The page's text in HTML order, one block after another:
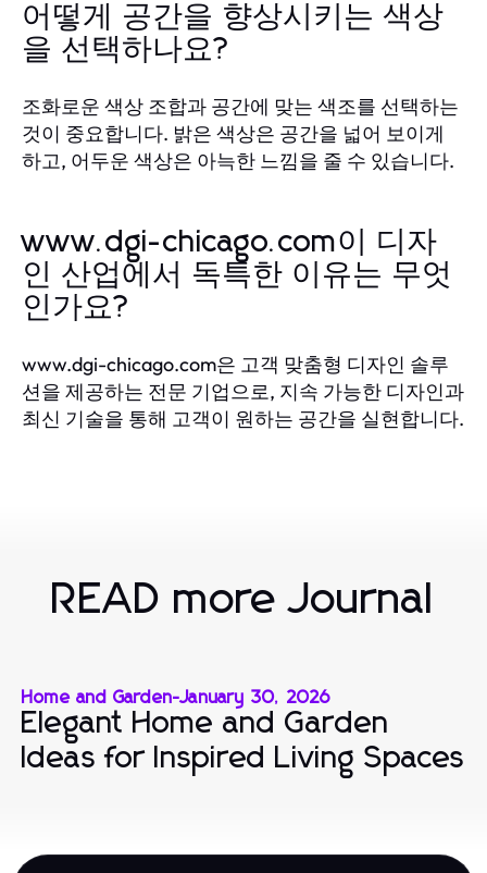
어떻게 공간을 향상시키는 색상
을 선택하나요?
조화로운 색상 조합과 공간에 맞는 색조를 선택하는
것이 중요합니다. 밝은 색상은 공간을 넓어 보이게
하고, 어두운 색상은 아늑한 느낌을 줄 수 있습니다.
www.dgi-chicago.com이 디자
인 산업에서 독특한 이유는 무엇
인가요?
www.dgi-chicago.com은 고객 맞춤형 디자인 솔루
션을 제공하는 전문 기업으로, 지속 가능한 디자인과
최신 기술을 통해 고객이 원하는 공간을 실현합니다.
READ more Journal
Home and Garden-January 30, 2026
Elegant Home and Garden
Ideas for Inspired Living Spaces